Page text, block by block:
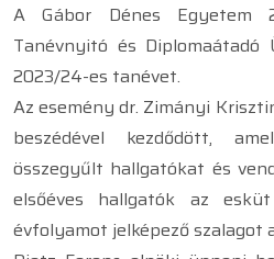
A Gábor Dénes Egyetem
Tanévnyitó és
2023/24-es tanévet.
Az esemény dr. Zimányi
beszédével kezdődött,
összegyűlt hallgatókat és
elsőéves hallgatók az
évfolyamot jelképező szalagot